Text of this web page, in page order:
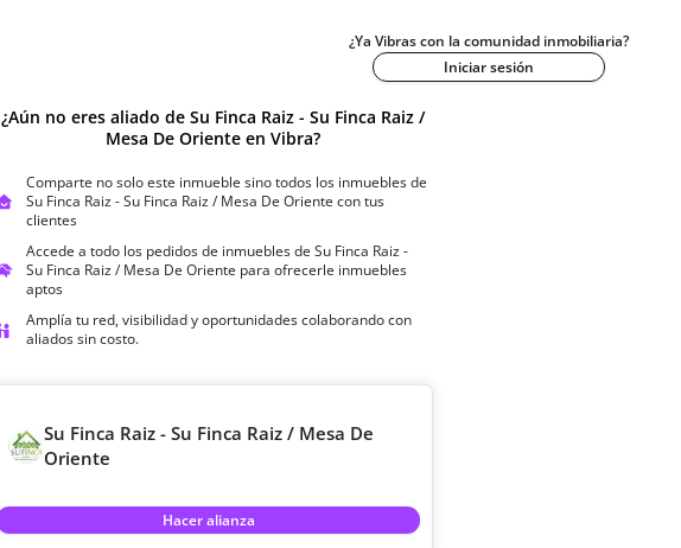
¿Ya Vibras con la comunidad inmobiliaria?
Iniciar sesión
¿Aún no eres aliado deSu Finca Raiz - Su Finca Raiz /
Mesa De Oriente en Vibra?
Comparte no solo este inmueble sino todos los inmuebles de
Su Finca Raiz - Su Finca Raiz / Mesa De Oriente con tus
clientes
Accede a todo los pedidos de inmuebles de Su Finca Raiz -
Su Finca Raiz / Mesa De Oriente para ofrecerle inmuebles
aptos
Amplía tu red, visibilidad y oportunidades colaborando con
aliados sin costo.
Su Finca Raiz - Su Finca Raiz / Mesa De
Oriente
Hacer alianza